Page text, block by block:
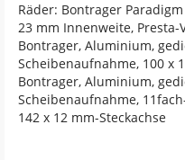
Räder: Bontrager
23 mm Innenweite, Presta-
Bontrager, Aluminium,
Scheibenaufnahme, 100 x
Bontrager, Aluminium,
Scheibenaufnahme,
142 x 12 mm-Steckachse